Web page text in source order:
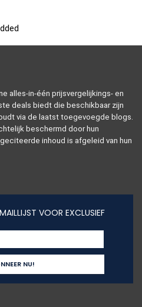
alles-in-één prijsvergelijkings- en
deals biedt die beschikbaar zijn
via de laatst toegevoegde blogs.
beschermd door hun
inhoud is afgeleid van hun
VOOR EXCLUSIEF